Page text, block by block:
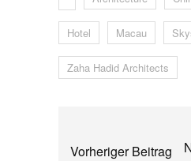
Hotel Macau
Zaha Hadid Architects
Vorheriger Beitrag